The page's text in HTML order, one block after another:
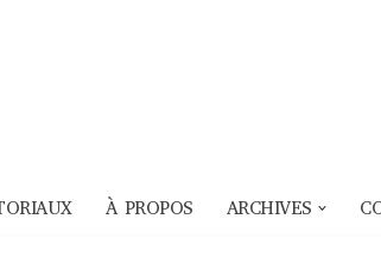
À PROPOS ARCHIVES